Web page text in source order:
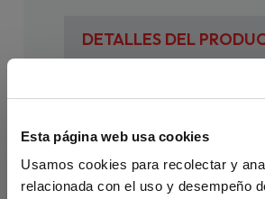
Esta página web usa cookies
Usamos cookies para recolectar y
relacionada con el uso y desempeño
DETALLES DEL
Referencia
En stock 357 Artículos
Ficha técnica